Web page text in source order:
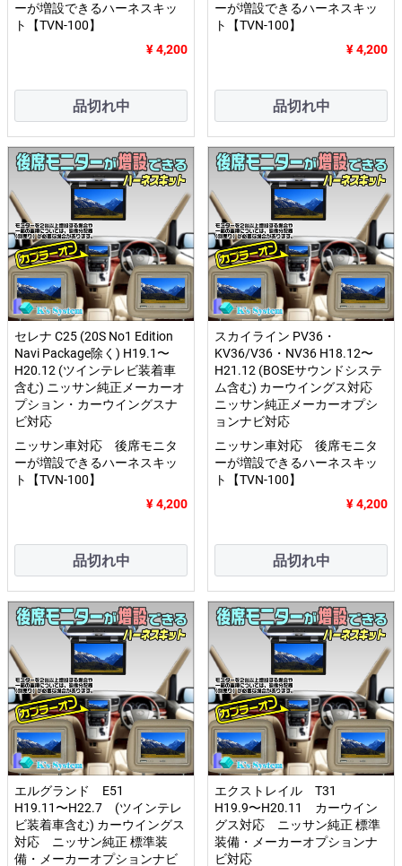
ーが増設できるハーネスキッ
ト【TVN-100】
¥ 4,200
品切れ中
ーが増設できるハーネスキッ
ト【TVN-100】
¥ 4,200
品切れ中
セレナ C25 (20S No1 Edition
Navi Package除く) H19.1〜
H20.12 (ツインテレビ装着車
含む) ニッサン純正メーカーオ
プション・カーウイングスナ
ビ対応
ニッサン車対応 後席モニタ
ーが増設できるハーネスキッ
ト【TVN-100】
¥ 4,200
品切れ中
スカイライン PV36・
KV36/V36・NV36 H18.12〜
H21.12 (BOSEサウンドシステ
ム含む) カーウイングス対応
ニッサン純正メーカーオプシ
ョンナビ対応
ニッサン車対応 後席モニタ
ーが増設できるハーネスキッ
ト【TVN-100】
¥ 4,200
品切れ中
エルグランド E51
H19.11〜H22.7 (ツインテレ
ビ装着車含む) カーウイングス
対応 ニッサン純正 標準装
備・メーカーオプションナビ
エクストレイル T31
H19.9〜H20.11 カーウイン
グス対応 ニッサン純正 標準
装備・メーカーオプションナ
ビ対応